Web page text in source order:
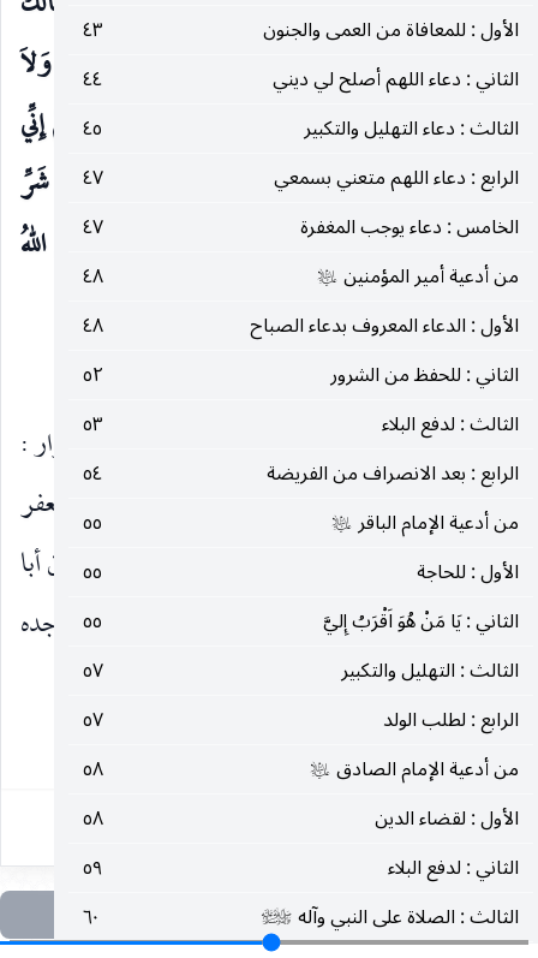
الأول : للمعافاة من العمى والجنون
٤٣
الثاني : دعاء اللهم أصلح لي ديني
٤٤
الثالث : دعاء التهليل والتكبير
٤٥
الرابع : دعاء اللهم متعني بسمعي
٤٧
الخامس : دعاء يوجب المغفرة
٤٧
من أدعية أمير المؤمنين عليه‌السلام
٤٨
الأول : الدعاء المعروف بدعاء الصباح
٤٨
الثاني : للحفظ من الشرور
٥٢
الثالث : لدفع البلاء
٥٣
الرابع : بعد الانصراف من الفريضة
٥٤
من أدعية الإمام الباقر عليه‌السلام
٥٥
الأول : للحاجة
٥٥
الثاني : يَا مَنْ هُوَ اَقْرَبُ إِليَّ
٥٥
الثالث : التهليل والتكبير
٥٧
الرابع : لطلب الولد
٥٧
من أدعية الإمام الصادق عليه‌السلام
٥٨
الأول : لقضاء الدين
٥٨
الثاني : لدفع البلاء
٥٩
الثالث : الصلاة على النبي وآله صلى‌الله‌عليه‌وآله‌وسلم
٦٠
أَنْ تُصَلِّيَ عَلَى مُحَمَّد وَآلِ مُحَمَّدٍ ، وَأَنْ تَوَلاَّنِي بِرَحْمَتِكَ ، وَلاَ
تُسَلِّطَ عَلَيَّ أَحَدَاً مِنْ خَلْقِكَ مِمَّنْ لاَ طَاقَةَ لِي بِهِ ، اللَّهُمَّ إِنِّي
أَتَحَبَّبُ إِلَيْكَ فَحَبِّبنِي ، وَفِي النَّاسِ فَعَزِّزْنِي ، وَمِنْ شَرِّ
شَيَاطِينِ الْجِنِّ وَالإِنْسِ فَسَلِّمْنِي يَا رَبَّ الْعَالَمِيْنَ ، وَصَلَّى اللهُ
عَلَى مُحَمَّدٍ وَآلِهِ.وادع بما أحببت.
الأمر الثاني : قراءة آية الكرسي
روى العلامة المجلسي رحمه الله تعالى في بحار الأنوار :
ج ٨٣ ص ١٢٥ ح ٨ ، عن كتاب المسلسلات للشيخ جعفر
ابن أحمد القمي ، بسنده عن علي بن يزيد أنه أخبره أن أبا
عبد الرحمان بن القاسم بن عبد الرحمان أخبره ، عن جده
أبي